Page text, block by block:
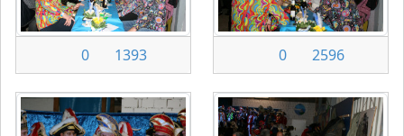
0 1393 0 2596